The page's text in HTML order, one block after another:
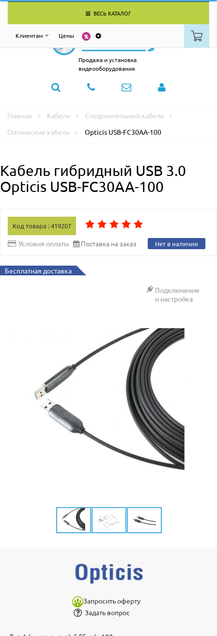
ВЕСЬ КАТАЛОГ
Клиентам Цены
Продажа и установка
видеооборудования
Главная Кабели
Соединительный кабель
Оптические кабели
Opticis USB-FC30AA-100
Кабель гибридный USB 3.0
Opticis USB-FC30AA-100
Код товара : 419207
Условия оплаты Поставка на заказ Нет в наличии
Бесплатная доставка
Подключение
и настройка
Запросить оферту
Задать вопрос